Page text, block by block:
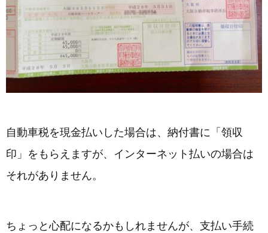
自動車税を現金払いした場合は、納付書に「領収
印」をもらえますが、インターネット払いの場合は
それがありません。
ちょっと心配になるかもしれませんが、支払い手続